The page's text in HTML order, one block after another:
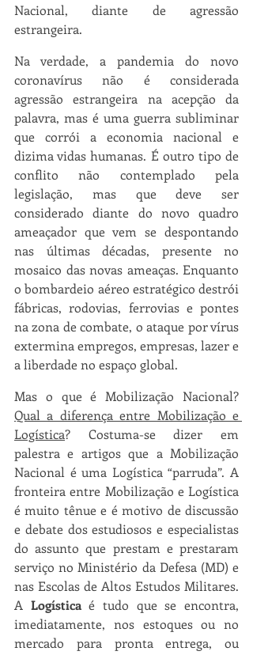
Nacional, diante de agressão
estrangeira.
Na verdade, a pandemia do novo
coronavírus não é considerada
agressão estrangeira na acepção da
palavra, mas é uma guerra subliminar
que corrói a economia nacional e
dizima vidas humanas. É outro tipo de
conflito não contemplado pela
legislação, mas que deve ser
considerado diante do novo quadro
ameaçador que vem se despontando
nas últimas décadas, presente no
mosaico das novas ameaças. Enquanto
o bombardeio aéreo estratégico destrói
fábricas, rodovias, ferrovias e pontes
na zona de combate, o ataque por vírus
extermina empregos, empresas, lazer e
a liberdade no espaço global.
Qual a diferença entre Mobilização e
Logística? Costuma-se dizer em
palestra e artigos que a Mobilização
Nacional é uma Logística “parruda”. A
fronteira entre Mobilização e Logística
é muito tênue e é motivo de discussão
e debate dos estudiosos e especialistas
do assunto que prestam e prestaram
serviço no Ministério da Defesa (MD) e
nas Escolas de Altos Estudos Militares.
A Logística é tudo que se encontra,
imediatamente, nos estoques ou no
mercado para pronta entrega, ou